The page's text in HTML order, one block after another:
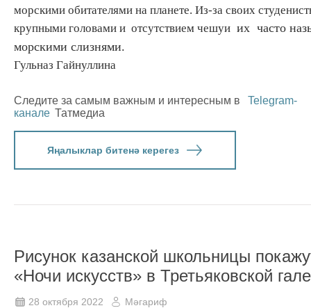
морскими обитателями на планете. Из-за своих
крупными головами и отсутствием чешуи их часто
морскими слизнями.
Гульназ Гайнуллина
Следите за самым важным и интересным в
Telegram-
канале Татмедиа
Яңалыклар битенә керегез
Рисунок казанской школьницы
«Ночи искусств» в Третьяковской
28 октября 2022 Мәгариф